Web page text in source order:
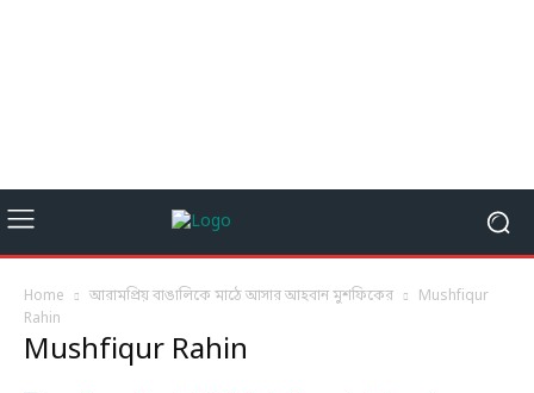
Home আরামপ্রিয় বাঙালিকে মাঠে আসার আহবান মুশফিকের
Mushfiqur
Rahin
Mushfiqur Rahin